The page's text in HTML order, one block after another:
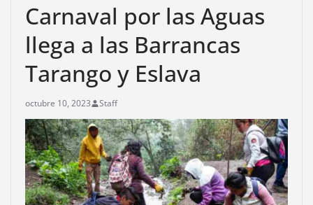
Carnaval por las Aguas
llega a las Barrancas
Tarango y Eslava
octubre 10, 2023 Staff